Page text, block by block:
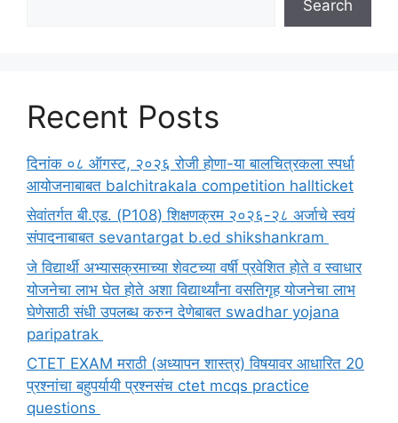
Search
Recent Posts
दिनांक ०८ ऑगस्ट, २०२६ रोजी होणा-या बालचित्रकला स्पर्धा
आयोजनाबाबत balchitrakala competition hallticket
सेवांतर्गत बी.एड. (P108) शिक्षणक्रम २०२६-२८ अर्जाचे स्वयं
संपादनाबाबत sevantargat b.ed shikshankram
जे विद्यार्थी अभ्यासक्रमाच्या शेवटच्या वर्षी प्रवेशित होते व स्वाधार
योजनेचा लाभ घेत होते अशा विद्यार्थ्यांना वसतिगृह योजनेचा लाभ
घेणेसाठी संधी उपलब्ध करुन देणेबाबत swadhar yojana
paripatrak
CTET EXAM मराठी (अध्यापन शास्त्र) विषयावर आधारित 20
प्रश्नांचा बहुपर्यायी प्रश्नसंच ctet mcqs practice
questions